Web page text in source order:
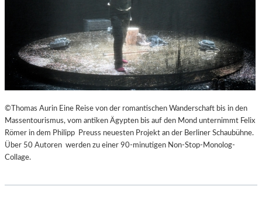
©Thomas Aurin Eine Reise von der romantischen Wanderschaft bis in den
Massentourismus, vom antiken Ägypten bis auf den Mond unternimmt Felix
Römer in dem Philipp Preuss neuesten Projekt an der Berliner Schaubühne.
Über 50 Autoren werden zu einer 90-minutigen Non-Stop-Monolog-
Collage.